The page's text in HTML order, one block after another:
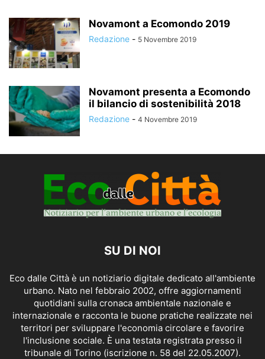
Novamont a Ecomondo 2019
Redazione - 5 Novembre 2019
Novamont presenta a Ecomondo
il bilancio di sostenibilità 2018
Redazione - 4 Novembre 2019
SU DI NOI
Eco dalle Città è un notiziario digitale dedicato all'ambiente
urbano. Nato nel febbraio 2002, offre aggiornamenti
quotidiani sulla cronaca ambientale nazionale e
internazionale e racconta le buone pratiche realizzate nei
territori per sviluppare l'economia circolare e favorire
l'inclusione sociale. È una testata registrata presso il
tribunale di Torino (iscrizione n. 58 del 22.05.2007).